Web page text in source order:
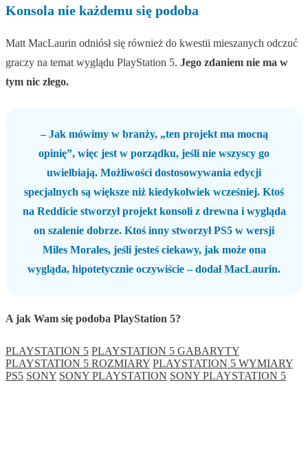
Konsola nie każdemu się podoba
Matt MacLaurin odniósł się również do kwestii mieszanych odczuć
graczy na temat wyglądu PlayStation 5. Jego zdaniem nie ma w
tym nic złego.
– Jak mówimy w branży, „ten projekt ma mocną
opinię”, więc jest w porządku, jeśli nie wszyscy go
uwielbiają. Możliwości dostosowywania edycji
specjalnych są większe niż kiedykolwiek wcześniej. Ktoś
na Reddicie stworzył projekt konsoli z drewna i wygląda
on szalenie dobrze. Ktoś inny stworzył PS5 w wersji
Miles Morales, jeśli jesteś ciekawy, jak może ona
wygląda, hipotetycznie oczywiście – dodał MacLaurin.
A jak Wam się podoba PlayStation 5?
PLAYSTATION 5 PLAYSTATION 5 GABARYTY
PLAYSTATION 5 ROZMIARY PLAYSTATION 5 WYMIARY
PS5 SONY SONY PLAYSTATION SONY PLAYSTATION 5